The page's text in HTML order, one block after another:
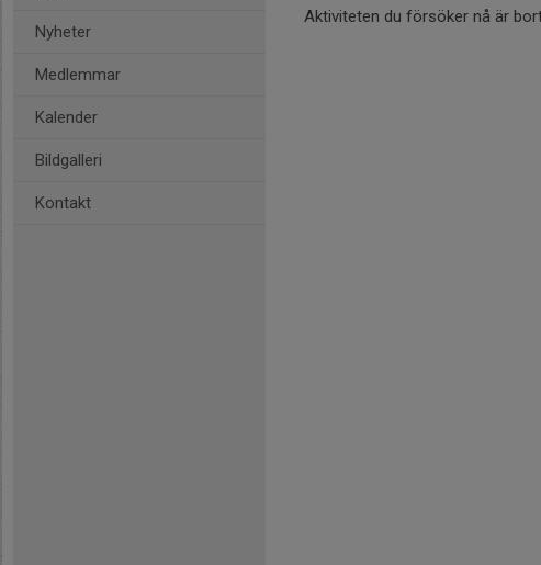
Nyheter
Medlemmar
Kalender
Bildgalleri
Kontakt
Aktiviteten du försöker nå är